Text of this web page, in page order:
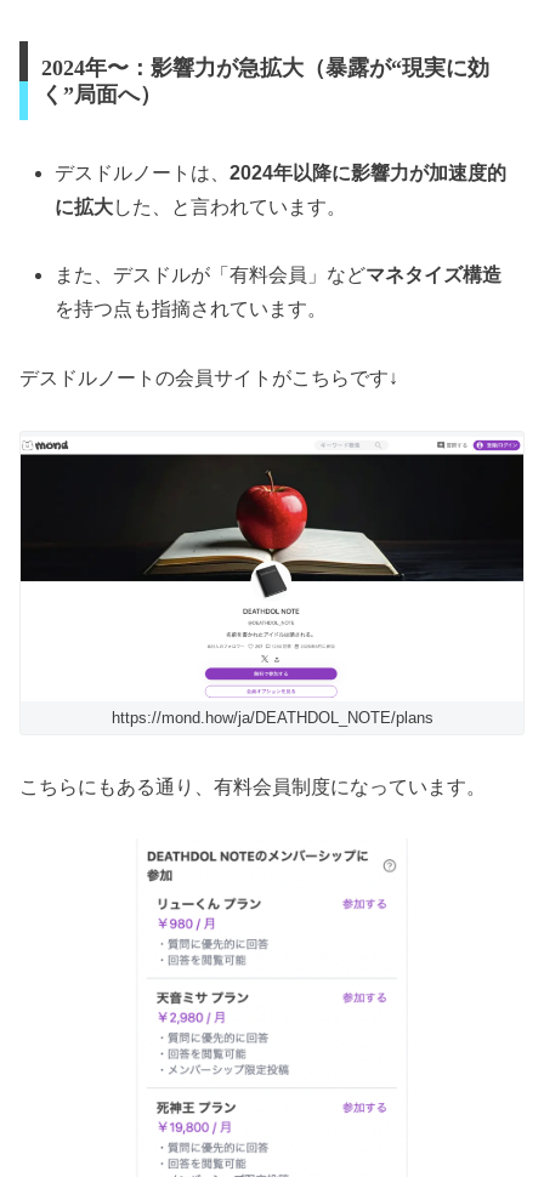
2024年〜：影響力が急拡大（暴露が“現実に効
く”局面へ）
デスドルノートは、2024年以降に影響力が加速度的
に拡大した、と言われています。
また、デスドルが「有料会員」などマネタイズ構造
を持つ点も指摘されています。
デスドルノートの会員サイトがこちらです↓
https://mond.how/ja/DEATHDOL_NOTE/plans
こちらにもある通り、有料会員制度になっています。